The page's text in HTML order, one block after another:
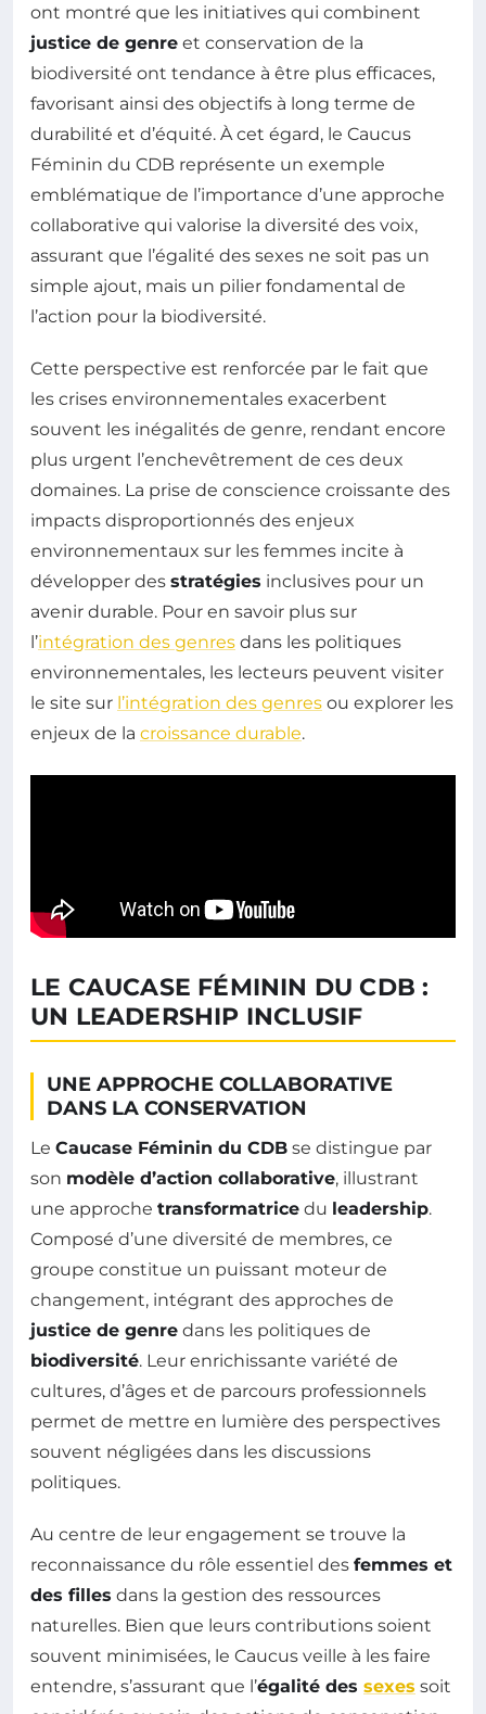
ont montré que les initiatives qui combinent
justice de genre et conservation de la
biodiversité ont tendance à être plus efficaces,
favorisant ainsi des objectifs à long terme de
durabilité et d’équité. À cet égard, le Caucus
Féminin du CDB représente un exemple
emblématique de l’importance d’une approche
collaborative qui valorise la diversité des voix,
assurant que l’égalité des sexes ne soit pas un
simple ajout, mais un pilier fondamental de
l’action pour la biodiversité.
Cette perspective est renforcée par le fait que
les crises environnementales exacerbent
souvent les inégalités de genre, rendant encore
plus urgent l’enchevêtrement de ces deux
domaines. La prise de conscience croissante des
impacts disproportionnés des enjeux
environnementaux sur les femmes incite à
développer des stratégies inclusives pour un
avenir durable. Pour en savoir plus sur
l’intégration des genres dans les politiques
environnementales, les lecteurs peuvent visiter
le site sur l’intégration des genres ou explorer les
enjeux de la croissance durable.
LE CAUCASE FÉMININ DU CDB :
UN LEADERSHIP INCLUSIF
UNE APPROCHE COLLABORATIVE
DANS LA CONSERVATION
Le Caucase Féminin du CDB se distingue par
son modèle d’action collaborative, illustrant
une approche transformatrice du leadership.
Composé d’une diversité de membres, ce
groupe constitue un puissant moteur de
changement, intégrant des approches de
justice de genre dans les politiques de
biodiversité. Leur enrichissante variété de
cultures, d’âges et de parcours professionnels
permet de mettre en lumière des perspectives
souvent négligées dans les discussions
politiques.
Au centre de leur engagement se trouve la
reconnaissance du rôle essentiel des femmes et
des filles dans la gestion des ressources
naturelles. Bien que leurs contributions soient
souvent minimisées, le Caucus veille à les faire
entendre, s’assurant que l’égalité des sexes soit